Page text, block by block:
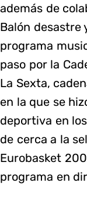
además de
Balón desastre
programa
paso por la
La Sexta,
en la que se
deportiva en
de cerca a la
Eurobasket
programa en